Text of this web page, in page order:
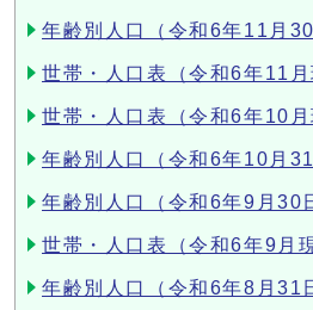
年齢別人口（令和6年11月30
世帯・人口表（令和6年11月
世帯・人口表（令和6年10月
年齢別人口（令和6年10月31
年齢別人口（令和6年9月30
世帯・人口表（令和6年9月
年齢別人口（令和6年8月31